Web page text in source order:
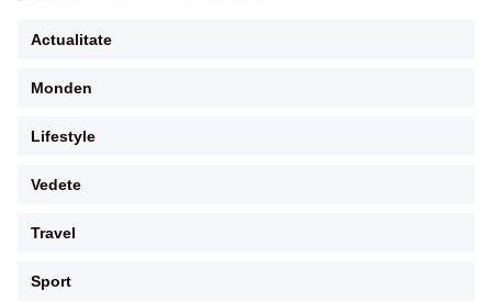
Actualitate
Monden
Lifestyle
Vedete
Travel
Sport